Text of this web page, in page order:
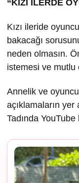
“KIZI İLERDE
Kızı ileride
bakacağı
neden olmasın.
istemesi ve mutlu
Annelik ve
açıklamaların yer
Tadında